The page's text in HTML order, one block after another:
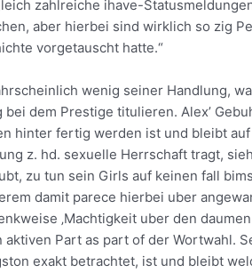
zahlreiche ihave-
aber hierbei sind wirklich so zig
vorgetauscht hatte.“
wenig seiner Handlung,
dem Prestige titulieren. Alex’
hinter fertig werden ist und bleibt
z. hd. sexuelle Herrschaft tragt,
zu tun sein Girls auf keinen fall
damit parece hierbei uber
‚Machtigkeit uber den
Part as part of der Wortwahl.
exakt betrachtet, ist und bleibt